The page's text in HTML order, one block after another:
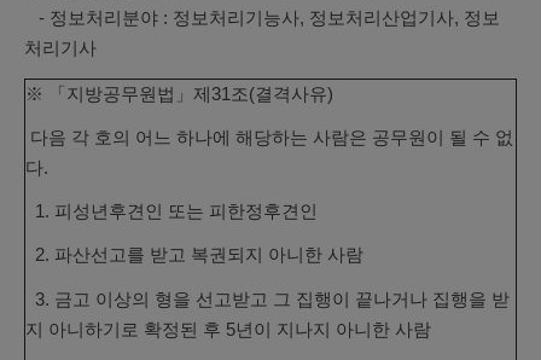
- 정보처리분야 : 정보처리기능사, 정보처리산업기사, 정보
처리기사
※ 「지방공무원법」제31조(결격사유)
다음 각 호의 어느 하나에 해당하는 사람은 공무원이 될 수 없
다.
1. 피성년후견인 또는 피한정후견인
2. 파산선고를 받고 복권되지 아니한 사람
3. 금고 이상의 형을 선고받고 그 집행이 끝나거나 집행을 받
지 아니하기로 확정된 후 5년이 지나지 아니한 사람